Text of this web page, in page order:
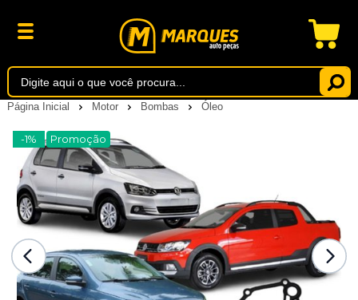
Página Inicial Motor Bombas Óleo
-1% Promoção